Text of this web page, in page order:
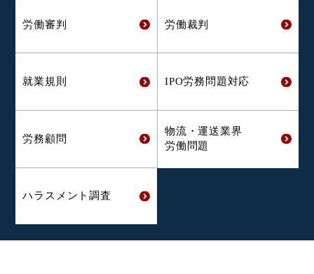
労働審判 労働裁判
就業規則 IPO労務問題対応
労務顧問
物流・運送業界
労働問題
ハラスメント調査